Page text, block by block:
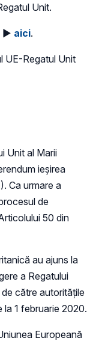
Unit.
► aici.
UE-Regatul Unit
Unit al Marii
ieșirea
Ca urmare a
de
50 din
au ajuns la
a Regatului
către autoritățile
la 1 februarie 2020.
Europeană